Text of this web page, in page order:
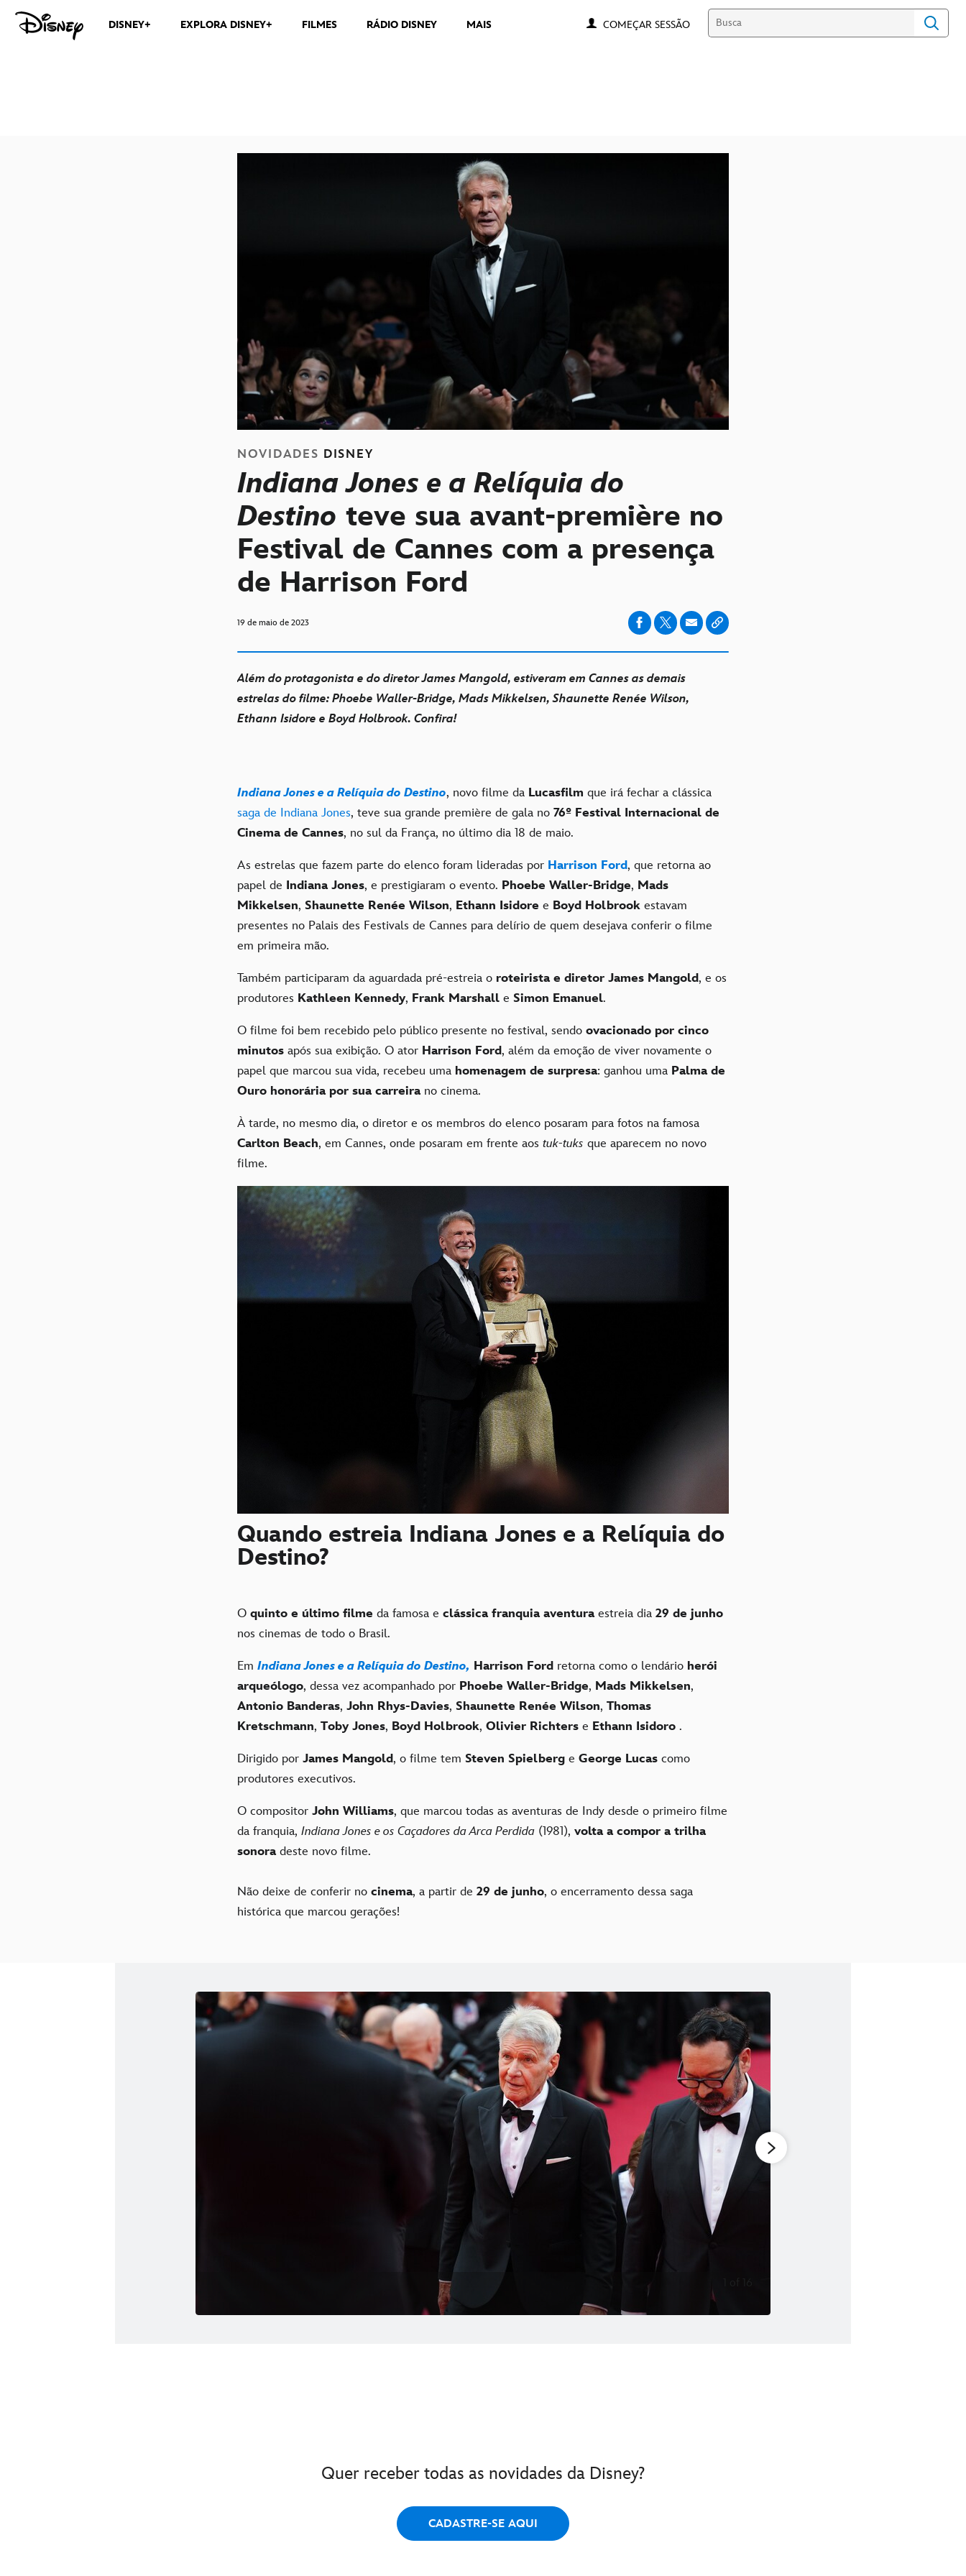
DISNEY+ EXPLORA DISNEY+ FILMES RÁDIO DISNEY MAIS COMEÇAR SESSÃO
NOVIDADES DISNEY
Indiana Jones e a Relíquia do
Destino teve sua avant-première no
Festival de Cannes com a presença
de Harrison Ford
19 de maio de 2023
Além do protagonista e do diretor James Mangold, estiveram em Cannes as demais
estrelas do filme: Phoebe Waller-Bridge, Mads Mikkelsen, Shaunette Renée Wilson,
Ethann Isidore e Boyd Holbrook. Confira!
Indiana Jones e a Relíquia do Destino, novo filme da Lucasfilm que irá fechar a clássica
saga de Indiana Jones, teve sua grande première de gala no 76º Festival Internacional de
Cinema de Cannes, no sul da França, no último dia 18 de maio.
As estrelas que fazem parte do elenco foram lideradas por Harrison Ford, que retorna ao
papel de Indiana Jones, e prestigiaram o evento. Phoebe Waller-Bridge, Mads
Mikkelsen, Shaunette Renée Wilson, Ethann Isidore e Boyd Holbrook estavam
presentes no Palais des Festivals de Cannes para delírio de quem desejava conferir o filme
em primeira mão.
Também participaram da aguardada pré-estreia o roteirista e diretor James Mangold, e os
produtores Kathleen Kennedy, Frank Marshall e Simon Emanuel.
O filme foi bem recebido pelo público presente no festival, sendo ovacionado por cinco
minutos após sua exibição. O ator Harrison Ford, além da emoção de viver novamente o
papel que marcou sua vida, recebeu uma homenagem de surpresa: ganhou uma Palma de
Ouro honorária por sua carreirano cinema.
À tarde, no mesmo dia, o diretor e os membros do elenco posaram para fotos na famosa
Carlton Beach, em Cannes, onde posaram em frente aos tuk-tuks que aparecem no novo
filme.
Quando estreia Indiana Jones e a Relíquia do
Destino?
O quinto e último filme da famosa e clássica franquia aventuraestreia dia 29 de junho
nos cinemas de todo o Brasil.
Em Indiana Jones e a Relíquia do Destino, Harrison Ford retorna como o lendário herói
arqueólogo, dessa vez acompanhado por Phoebe Waller-Bridge, Mads Mikkelsen,
Antonio Banderas, John Rhys-Davies, Shaunette Renée Wilson, Thomas
Kretschmann, Toby Jones, Boyd Holbrook, Olivier Richters e Ethann Isidoro .
Dirigido por James Mangold, o filme tem Steven Spielberg e George Lucas como
produtores executivos.
O compositor John Williams, que marcou todas as aventuras de Indy desde o primeiro filme
da franquia, Indiana Jones e os Caçadores da Arca Perdida (1981), volta a compor a trilha
sonoradeste novo filme.
Não deixe de conferir no cinema, a partir de 29 de junho, o encerramento dessa saga
histórica que marcou gerações!
Quer receber todas as novidades da Disney?
CADASTRE-SE AQUI